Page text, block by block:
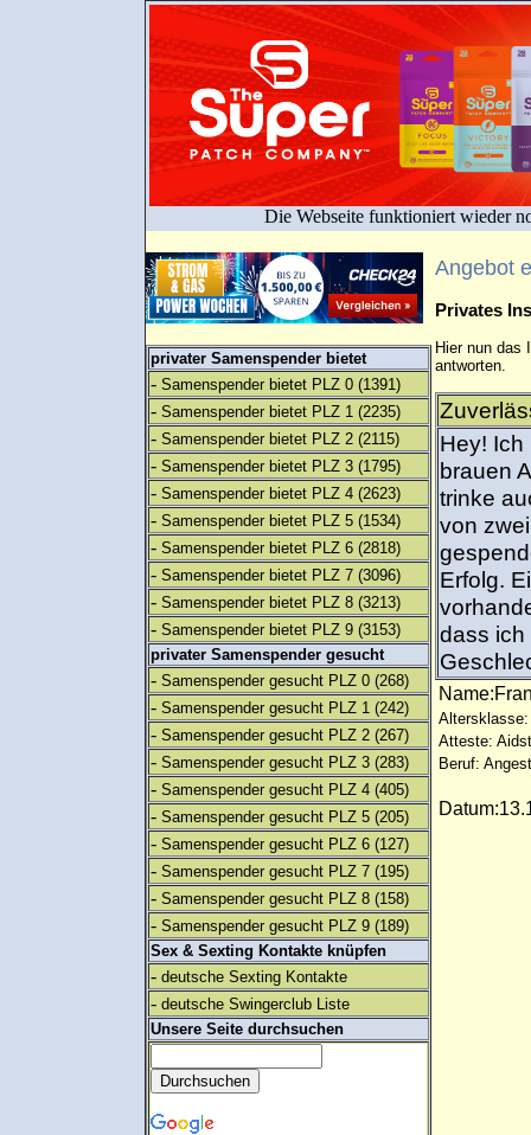
Die Webseite funktioniert wieder
privater Samenspender bietet
- Samenspender bietet PLZ 0 (1391)
- Samenspender bietet PLZ 1 (2235)
- Samenspender bietet PLZ 2 (2115)
- Samenspender bietet PLZ 3 (1795)
- Samenspender bietet PLZ 4 (2623)
- Samenspender bietet PLZ 5 (1534)
- Samenspender bietet PLZ 6 (2818)
- Samenspender bietet PLZ 7 (3096)
- Samenspender bietet PLZ 8 (3213)
- Samenspender bietet PLZ 9 (3153)
privater Samenspender gesucht
- Samenspender gesucht PLZ 0 (268)
- Samenspender gesucht PLZ 1 (242)
- Samenspender gesucht PLZ 2 (267)
- Samenspender gesucht PLZ 3 (283)
- Samenspender gesucht PLZ 4 (405)
- Samenspender gesucht PLZ 5 (205)
- Samenspender gesucht PLZ 6 (127)
- Samenspender gesucht PLZ 7 (195)
- Samenspender gesucht PLZ 8 (158)
- Samenspender gesucht PLZ 9 (189)
Sex & Sexting Kontakte knüpfen
- deutsche Sexting Kontakte
- deutsche Swingerclub Liste
Unsere Seite durchsuchen
Angebot
Privates
Hier nun das
antworten.
Hey!
brauen
trinke
von
Erfolg.
dass ich
Altersklasse:
Atteste:
Beruf: